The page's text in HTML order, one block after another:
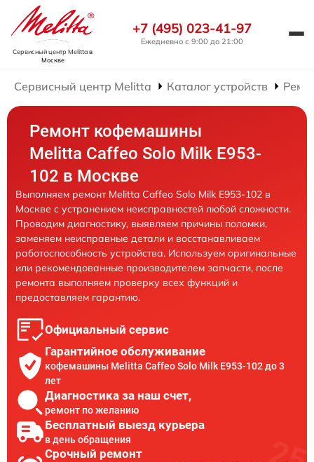
Сервисный центр Melittaв
Москве
+7 (495) 023-41-97
Ежедневно с 9:00 до 21:00
Сервисный центр Melitta Каталог устройств
Ремонт кофемашины
Melitta Caffeo Solo Milk E953-
102 в Москве
Выполняем ремонт Melitta Caffeo Solo Milk E953-102 в
Москве с устранением неисправностей любой сложности.
Проводим диагностику, выявляем причины поломки,
заменяем неисправные детали и восстанавливаем
работоспособность устройства. Используем оригинальные
или рекомендованные производителем запчасти, после
ремонта выполняем проверку всех функций и
предоставляем гарантию.
Официальный сервис
Гарантийное обслуживание
кофемашины Melitta Caffeo Solo Milk E953-102 до 3
лет
Диагностика за наш счет,
ремонт по желанию
Бесплатный выезд курьера
в день обращения
Срочный ремонт